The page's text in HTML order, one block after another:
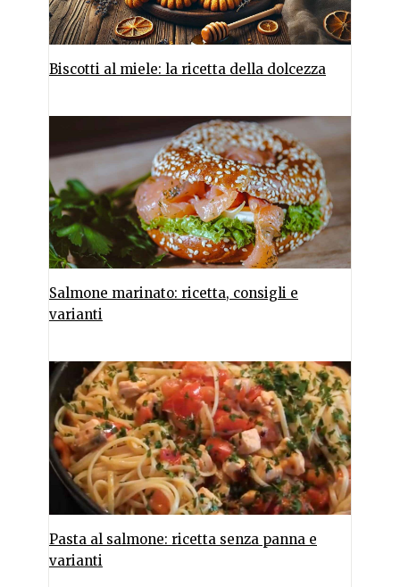
Biscotti al miele: la ricetta della dolcezza
Salmone marinato: ricetta, consigli e
varianti
Pasta al salmone: ricetta senza panna e
varianti